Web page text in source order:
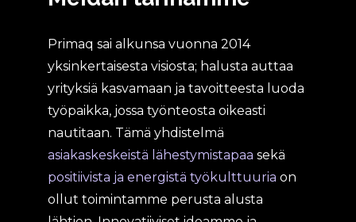
Primaq sai alkunsa vuonna 2014
yksinkertaisesta visiosta; halusta auttaa
yrityksiä kasvamaan ja tavoitteesta luoda
työpaikka, jossa työnteosta oikeasti
nautitaan. Tämä yhdistelmä
asiakaskeskeistä lähestymistapaa sekä
positiivista ja energistä työkulttuuria on
ollut toimintamme perusta alusta